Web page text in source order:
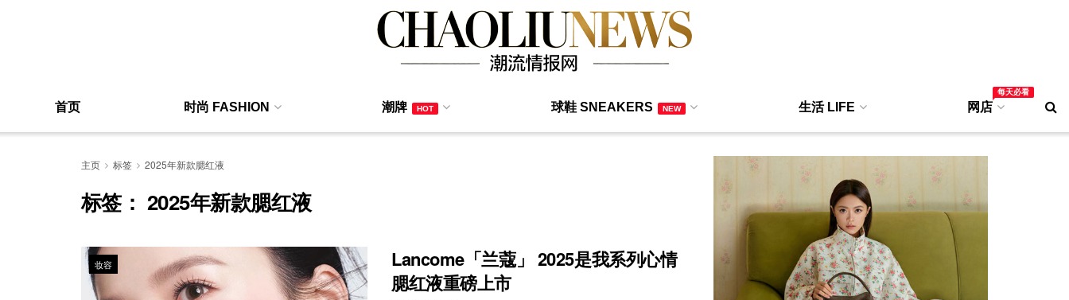
首页 时尚 FASHION 潮牌 HOT 球鞋 SNEAKERS NEW 生活 LIFE 网店
每天必看
主页 标签 2025年新款腮红液
标签： 2025年新款腮红液
妆容
Lancome「兰蔻」 2025是我系列心情
腮红液重磅上市